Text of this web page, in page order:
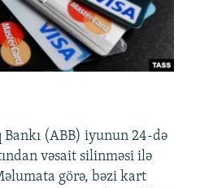
(ABB) iyunun 24-də
vəsait silinməsi ilə
görə, bəzi kart